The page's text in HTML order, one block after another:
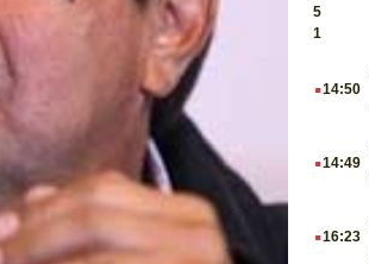
5
1
.14:50
.14:49
.16:23